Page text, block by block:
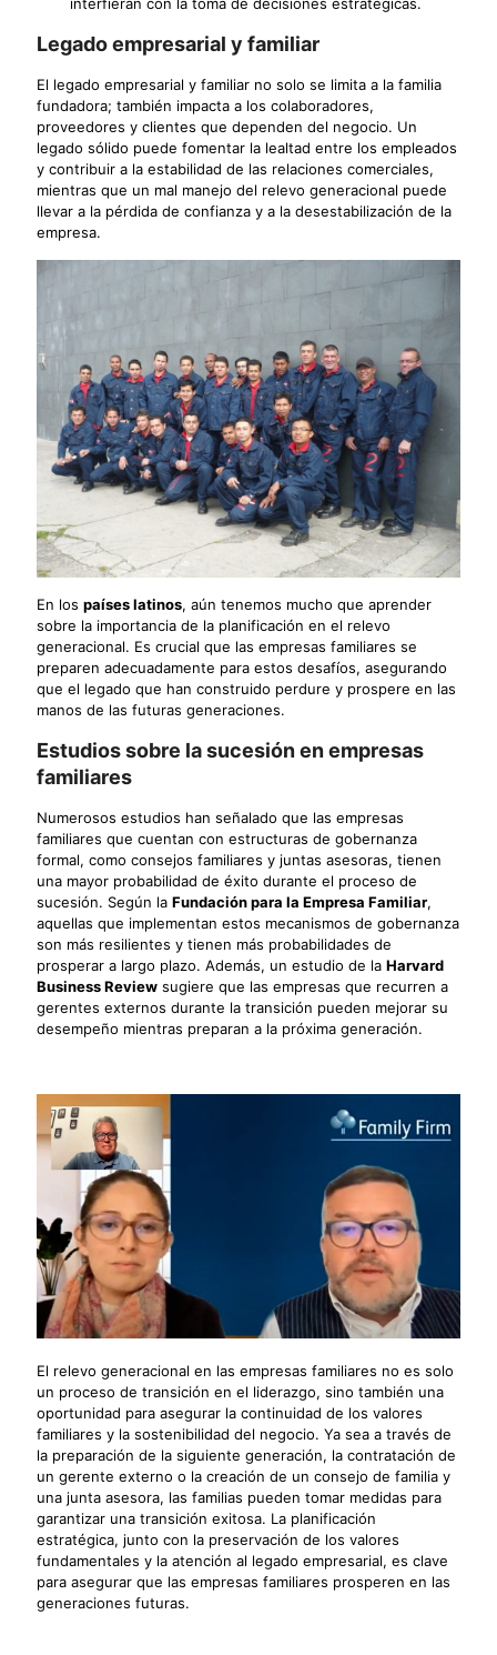
Legado empresarial y familiar
El legado empresarial y familiar no solo se limita a la familia
fundadora; también impacta a los colaboradores,
proveedores y clientes que dependen del negocio. Un
legado sólido puede fomentar la lealtad entre los empleados
y contribuir a la estabilidad de las relaciones comerciales,
mientras que un mal manejo del relevo generacional puede
llevar a la pérdida de confianza y a la desestabilización de la
empresa.
En los países latinos, aún tenemos mucho que aprender
sobre la importancia de la planificación en el relevo
generacional. Es crucial que las empresas familiares se
preparen adecuadamente para estos desafíos, asegurando
que el legado que han construido perdure y prospere en las
manos de las futuras generaciones.
Estudios sobre la sucesión en empresas
familiares
Numerosos estudios han señalado que las empresas
familiares que cuentan con estructuras de gobernanza
formal, como consejos familiares y juntas asesoras, tienen
una mayor probabilidad de éxito durante el proceso de
sucesión. Según la Fundación para la Empresa Familiar,
aquellas que implementan estos mecanismos de gobernanza
son más resilientes y tienen más probabilidades de
prosperar a largo plazo. Además, un estudio de la Harvard
Business Review sugiere que las empresas que recurren a
gerentes externos durante la transición pueden mejorar su
desempeño mientras preparan a la próxima generación.
El relevo generacional en las empresas familiares no es solo
un proceso de transición en el liderazgo, sino también una
oportunidad para asegurar la continuidad de los valores
familiares y la sostenibilidad del negocio. Ya sea a través de
la preparación de la siguiente generación, la contratación de
un gerente externo o la creación de un consejo de familia y
una junta asesora, las familias pueden tomar medidas para
garantizar una transición exitosa. La planificación
estratégica, junto con la preservación de los valores
fundamentales y la atención al legado empresarial, es clave
para asegurar que las empresas familiares prosperen en las
generaciones futuras.